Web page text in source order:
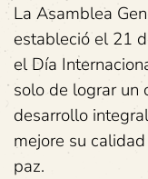
La Asamblea
estableció el 21
el Día
solo de lograr un
desarrollo
mejore su
paz.